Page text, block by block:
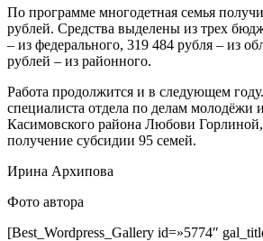
По программе многодетная семья
рублей. Средства выделены из трех
– из федерального, 319 484 рубля – из
рублей – из районного.
Работа продолжится и в следующем
специалиста отдела по делам молодёжи
Касимовского района Любови Горлиной,
получение субсидии 95 семей.
Ирина Архипова
Фото автора
[Best_Wordpress_Gallery id=»5774″